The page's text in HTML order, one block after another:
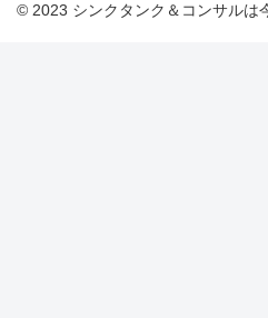
© 2023 シンクタンク＆コンサルは